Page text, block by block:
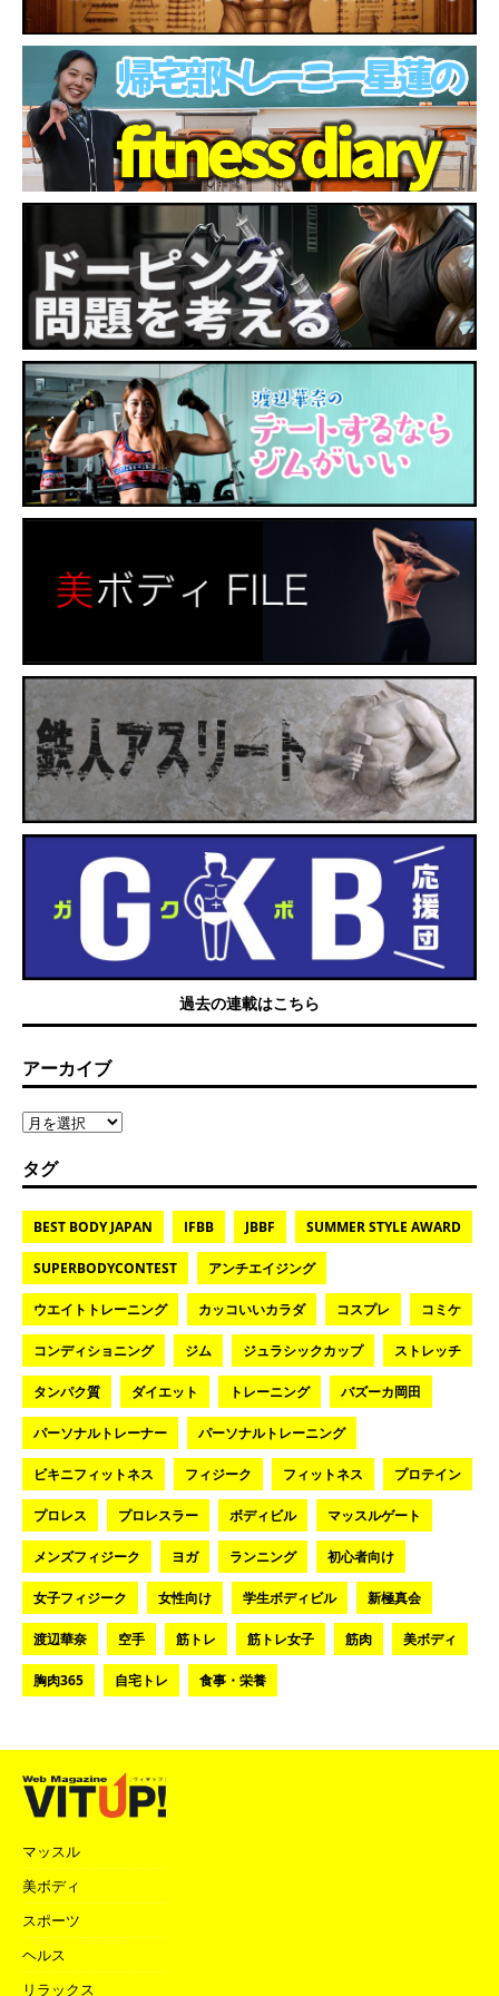
過去の連載はこちら
アーカイブ
タグ
BEST BODY JAPAN IFBB JBBF SUMMER STYLE AWARD
SUPERBODYCONTEST アンチエイジング
ウエイトトレーニング カッコいいカラダ コスプレ コミケ
コンディショニング ジム ジュラシックカップ ストレッチ
タンパク質 ダイエット トレーニング バズーカ岡田
パーソナルトレーナー パーソナルトレーニング
ビキニフィットネス フィジーク フィットネス プロテイン
プロレス プロレスラー ボディビル マッスルゲート
メンズフィジーク ヨガ ランニング 初心者向け
女子フィジーク 女性向け 学生ボディビル 新極真会
渡辺華奈 空手 筋トレ 筋トレ女子 筋肉 美ボディ
胸肉365 自宅トレ 食事・栄養
マッスル
美ボディ
スポーツ
ヘルス
リラックス